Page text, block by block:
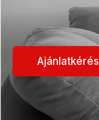
Ajánlatkérés